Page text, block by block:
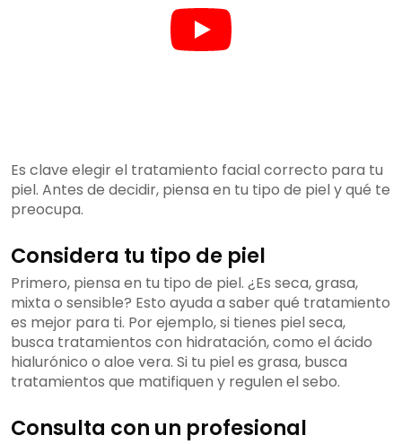
Es clave elegir el tratamiento facial correcto para tu
piel. Antes de decidir, piensa en tu tipo de piel y qué te
preocupa.
Considera tu tipo de piel
Primero, piensa en tu tipo de piel. ¿Es seca, grasa,
mixta o sensible? Esto ayuda a saber qué tratamiento
es mejor para ti. Por ejemplo, si tienes piel seca,
busca tratamientos con hidratación, como el ácido
hialurónico o aloe vera. Si tu piel es grasa, busca
tratamientos que matifiquen y regulen el sebo.
Consulta con un profesional